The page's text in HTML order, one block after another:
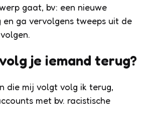
gaat, bv: een nieuwe
ga vervolgens tweeps uit de
je iemand terug?
die mij volgt volg ik terug,
met bv. racistische